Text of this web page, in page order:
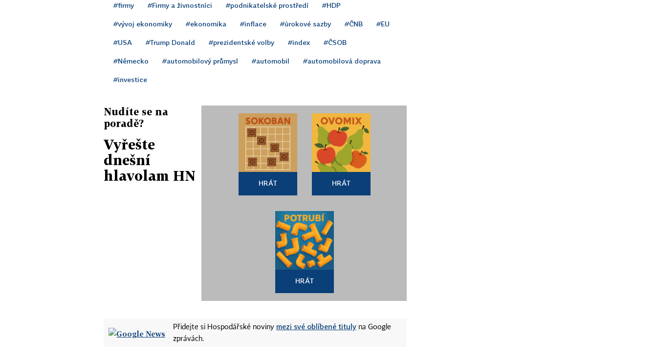
#firmy #Firmy a živnostníci #podnikatelské prostředí #HDP
#vývoj ekonomiky #ekonomika #inflace #úrokové sazby #ČNB #EU
#USA #Trump Donald #prezidentské volby #index #ČSOB
#Německo #automobilový průmysl #automobil #automobilová doprava
#investice
Nudíte se na
poradě?
Vyřešte
dnešní
hlavolam HN
HRÁT HRÁT
HRÁT
Přidejte si Hospodářské noviny mezi své oblíbené tituly na Google
zprávách.